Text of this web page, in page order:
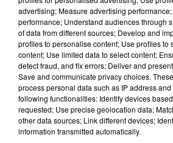
10 décembre 2025 - 7 min 15
L'INFO DE LA HAUTE-
À 12H00
Ecoutez sur Totem
le pays de Brioude et Issoire
de nos journalistes sur le terrain.
advertising; Measure advertising
performance; Understand audiences through
of data from different sources; Develop and
profiles to personalise content; Use profiles to
content; Use limited data to select content;
detect fraud, and fix errors; Deliver and
Save and communicate privacy choices.
process personal data such as IP address
following functionalities: Identify devices
requested; Use precise geolocation data;
other data sources; Link different devices;
information transmitted automatically.